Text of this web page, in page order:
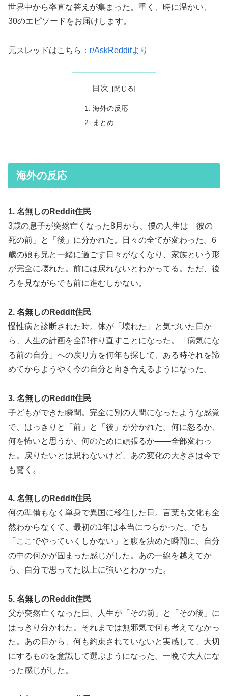
世界中から率直な答えが集まった。重く、時に温かい、
30のエピソードをお届けします。
元スレッドはこちら： r/AskRedditより
目次
海外の反応
まとめ
海外の反応
1. 名無しのReddit住民
3歳の息子が突然亡くなった8月から、僕の人生は「彼の
死の前」と「後」に分かれた。日々の全てが変わった。6
歳の娘も兄と一緒に過ごす日々がなくなり、家族という形
が完全に壊れた。前には戻れないとわかってる。ただ、後
ろを見ながらでも前に進むしかない。
2. 名無しのReddit住民
慢性病と診断された時。体が「壊れた」と気づいた日か
ら、人生の計画を全部作り直すことになった。「病気にな
る前の自分」への戻り方を何年も探して、ある時それを諦
めてからようやく今の自分と向き合えるようになった。
3. 名無しのReddit住民
子どもができた瞬間。完全に別の人間になったような感覚
で、はっきりと「前」と「後」が分かれた。何に怒るか、
何を怖いと思うか、何のために頑張るか——全部変わっ
た。戻りたいとは思わないけど、あの変化の大きさは今で
も驚く。
4. 名無しのReddit住民
何の準備もなく単身で異国に移住した日。言葉も文化も全
然わからなくて、最初の1年は本当につらかった。でも
「ここでやっていくしかない」と腹を決めた瞬間に、自分
の中の何かが固まった感じがした。あの一線を越えてか
ら、自分で思ってた以上に強いとわかった。
5. 名無しのReddit住民
父が突然亡くなった日。人生が「その前」と「その後」に
はっきり分かれた。それまでは無邪気で何も考えてなかっ
た。あの日から、何も約束されていないと実感して、大切
にするものを意識して選ぶようになった。一晩で大人にな
った感じがした。